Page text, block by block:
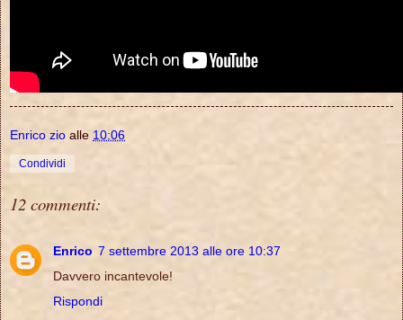
Enrico zio alle 10:06
Condividi
12 commenti:
Enrico 7 settembre 2013 alle ore 10:37
Davvero incantevole!
Rispondi